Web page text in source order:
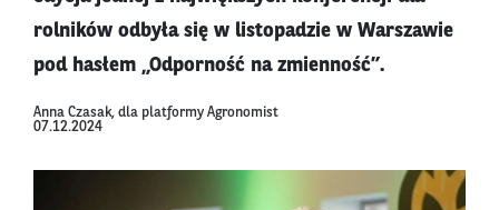
rolników odbyła się w listopadzie w Warszawie
pod hasłem „Odporność na zmienność”.
Anna Czasak, dla platformy Agronomist
07.12.2024